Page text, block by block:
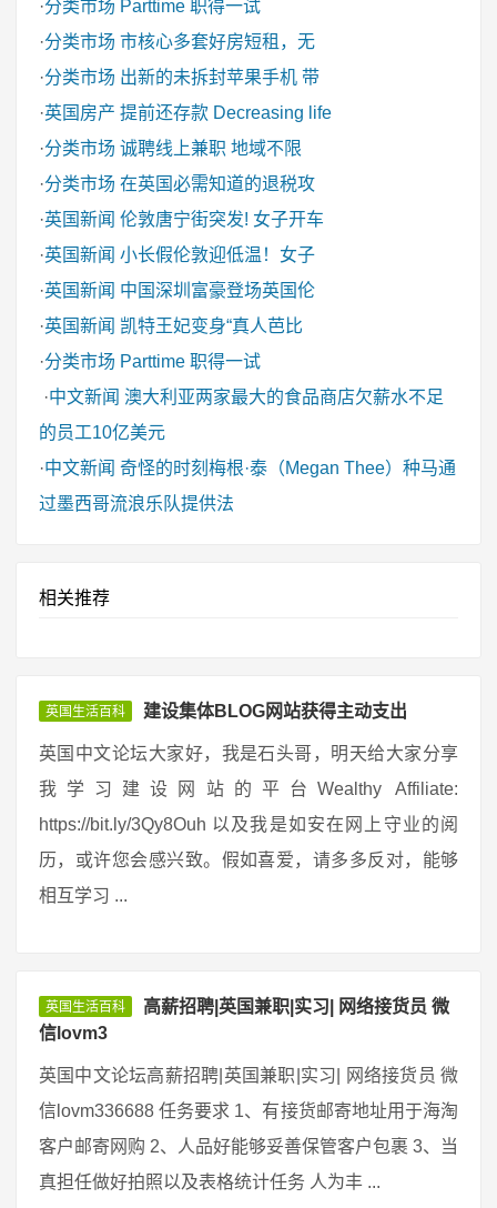
·分类市场 Parttime 职得一试
·分类市场 市核心多套好房短租，无
·分类市场 出新的未拆封苹果手机 带
·英国房产 提前还存款 Decreasing life
·分类市场 诚聘线上兼职 地域不限
·分类市场 在英国必需知道的退税攻
·英国新闻 伦敦唐宁街突发! 女子开车
·英国新闻 小长假伦敦迎低温！女子
·英国新闻 中国深圳富豪登场英国伦
·英国新闻 凯特王妃变身“真人芭比
·分类市场 Parttime 职得一试
·中文新闻 澳大利亚两家最大的食品商店欠薪水不足
的员工10亿美元
·中文新闻 奇怪的时刻梅根·泰（Megan Thee）种马通
过墨西哥流浪乐队提供法
相关推荐
英国生活百科 建设集体BLOG网站获得主动支出
英国中文论坛大家好，我是石头哥，明天给大家分享
我学习建设网站的平台Wealthy Affiliate:
https://bit.ly/3Qy8Ouh 以及我是如安在网上守业的阅
历，或许您会感兴致。假如喜爱，请多多反对，能够
相互学习 ...
英国生活百科
高薪招聘|英国兼职|实习| 网络接货员 微
信lovm3
英国中文论坛高薪招聘|英国兼职|实习| 网络接货员 微
信lovm336688 任务要求 1、有接货邮寄地址用于海淘
客户邮寄网购 2、人品好能够妥善保管客户包裹 3、当
真担任做好拍照以及表格统计任务 人为丰 ...